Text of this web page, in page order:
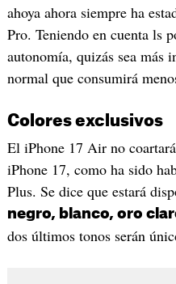
ahoya ahora siempre ha
Pro. Teniendo en cuenta ls
autonomía, quizás sea más
normal que consumirá
Colores exclusivos
El iPhone 17 Air no
iPhone 17, como ha sido
Plus. Se dice que estará
negro, blanco, oro
dos últimos tonos serán